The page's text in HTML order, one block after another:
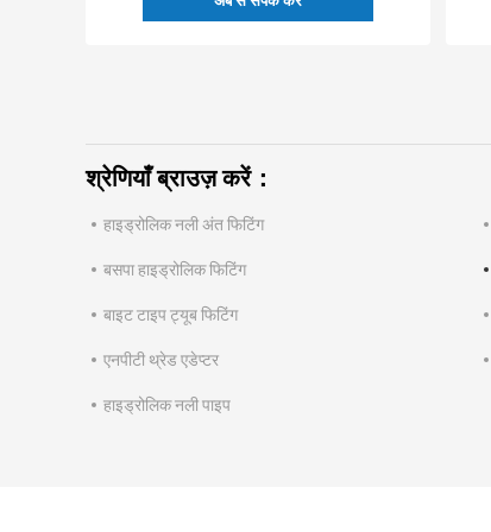
श्रेणियाँ ब्राउज़ करें：
हाइड्रोलिक नली अंत फिटिंग
बसपा हाइड्रोलिक फिटिंग
बाइट टाइप ट्यूब फिटिंग
एनपीटी थ्रेड एडेप्टर
हाइड्रोलिक नली पाइप